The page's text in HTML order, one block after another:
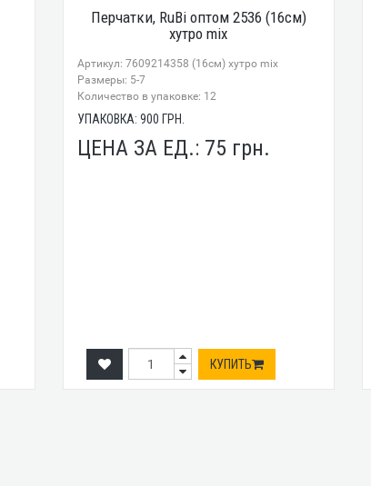
Перчатки, RuBi оптом 2536 (16см)
хутро mix
Артикул: 7609214358 (16см) хутро mix
Размеры: 5-7
Количество в упаковке: 12
УПАКОВКА: 900 ГРН.
ЦЕНА ЗА ЕД.: 75 грн.
КУПИТЬ